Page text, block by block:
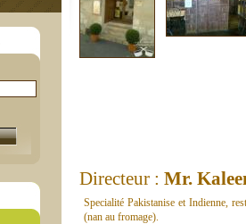
Directeur : Mr.
Specialité Pakistanise et Indienne,
(nan au fromage).